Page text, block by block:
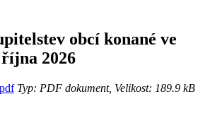
obcí konané ve
října 2026
Typ: PDF dokument, Velikost: 189.9 kB